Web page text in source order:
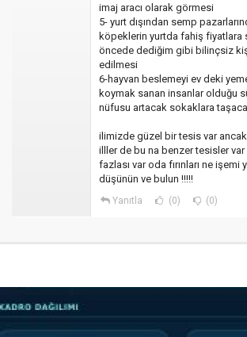
imaj aracı olarak görmesi
5- yurt dışından semp
köpeklerin yurtda fahiş fiyatlara
öncede dediğim gibi bilinçsiz
edilmesi
6-hayvan beslemeyi ev deki
koymak sanan insanlar olduğu
nüfusu artacak sokaklara
ilimizde güzel bir tesis var
illler de bu na benzer tesisler var
fazlası var oda fırınları ne işemi
düşünün ve bulun !!!!!
Yanıtla (0) (0)